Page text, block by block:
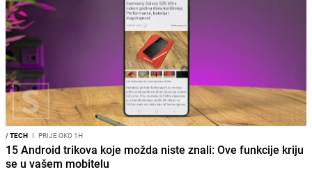
/TECH I PRIJE OKO 1H
15 Android trikova koje možda niste znali: Ove funkcije kriju
se u vašem mobitelu